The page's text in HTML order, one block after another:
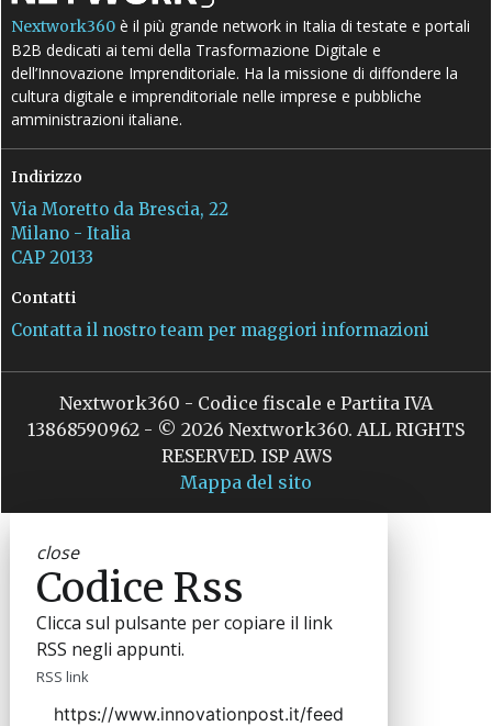
Nextwork360 è il più grande network in Italia di testate e portali
B2B dedicati ai temi della Trasformazione Digitale e
dell’Innovazione Imprenditoriale. Ha la missione di diffondere la
cultura digitale e imprenditoriale nelle imprese e pubbliche
amministrazioni italiane.
Indirizzo
Via Moretto da Brescia, 22
Milano - Italia
CAP 20133
Contatti
Contatta il nostro team per maggiori informazioni
Nextwork360 - Codice fiscale e Partita IVA
13868590962 - © 2026 Nextwork360. ALL RIGHTS
RESERVED. ISP AWS
Mappa del sito
close
Codice Rss
Clicca sul pulsante per copiare il link
RSS negli appunti.
RSS link